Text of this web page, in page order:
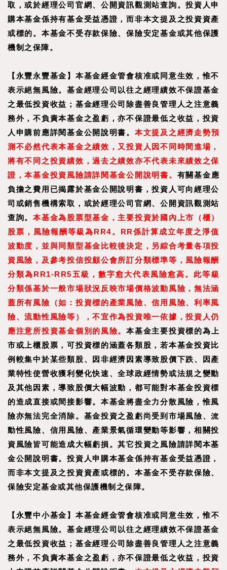
取，或於經理公司官網、公開資訊觀測站查詢。投資人申
購本基金係持有基金受益憑證，而非本文提及之投資資產
或標的。本基金不受存款保險、保險安定基金或其他保護
機制之保障。
【永豐永豐基金】本基金經金管會核准或同意生效，惟不
表示絕無風險。基金經理公司以往之經理績效不保證基金
之最低投資收益；基金經理公司除盡善良管理人之注意義
務外，不負責本基金之盈虧，亦不保證最低之收益，投資
人申購前應詳閱基金公開說明書。 本文提及之經濟走勢預
測不必然代表本基金之績效，又投資人因不同時間進場，
將有不同之投資績效，過去之績效亦不代表未來績效之保
證，本基金投資風險請詳閱基金公開說明書。 有關基金應
負擔之費用已揭露於基金公開說明書，投資人可向經理公
司或銷售機構索取，或於經理公司官網、公開資訊觀測站
查詢。本基金為股票型基金，主要投資於國內上市（櫃）
股票，風險報酬等級為RR4。RR係計算成立年度之淨值
波動度，並與同類型基金比較後決定，另綜合考量各項投
資風險，及參考投信投顧公會所訂分類標準等，風險報酬
分類為RR1-RR5五級，數字愈大代表風險愈高。此等級
分類係基於一般市場狀況反映市場價格波動風險，無法涵
蓋所有風險（如：投資標的產業風險、信用風險、利率風
險、流動性風險等），不宜作為投資唯一依據，投資人仍
應注意所投資基金個別的風險。本基金主要投資標的為上
市或上櫃股票，可投資標的涵蓋各類股，若本基金投資比
例較集中於某些類股、因非經濟因素導致股價下跌、因產
業特性使營收獲利變化快速、全球政經情勢或法規之變動
及其他因素，導致股價大幅波動，都可能對本基金投資標
的造成直接或間接影響。本基金將盡全力分散風險，惟風
險亦無法完全消除。基金投資之盈虧尚受到市場風險、流
動性風險、信用風險、產業景氣循環變動等影響，相關投
資風險皆可能造成大幅虧損。其它投資之風險請詳閱本基
金公開說明書。投資人申購本基金係持有基金受益憑證，
而非本文提及之投資資產或標的。本基金不受存款保險、
保險安定基金或其他保護機制之保障。
【永豐中小基金 】 本基金經金管會核准或同意生效，惟不
表示絕無風險。基金經理公司以往之經理績效不保證基金
之最低投資收益；基金經理公司除盡善良管理人之注意義
務外，不負責本基金之盈虧，亦不保證最低之收益，投資